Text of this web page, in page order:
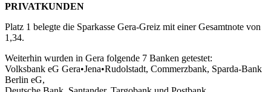
PRIVATKUNDEN
Platz 1 belegte die Sparkasse Gera-Greiz mit einer Gesamtnote von
1,34.
Weiterhin wurden in Gera folgende 7 Banken getestet:
Volksbank eG Gera•Jena•Rudolstadt, Commerzbank, Sparda-Bank
Berlin eG,